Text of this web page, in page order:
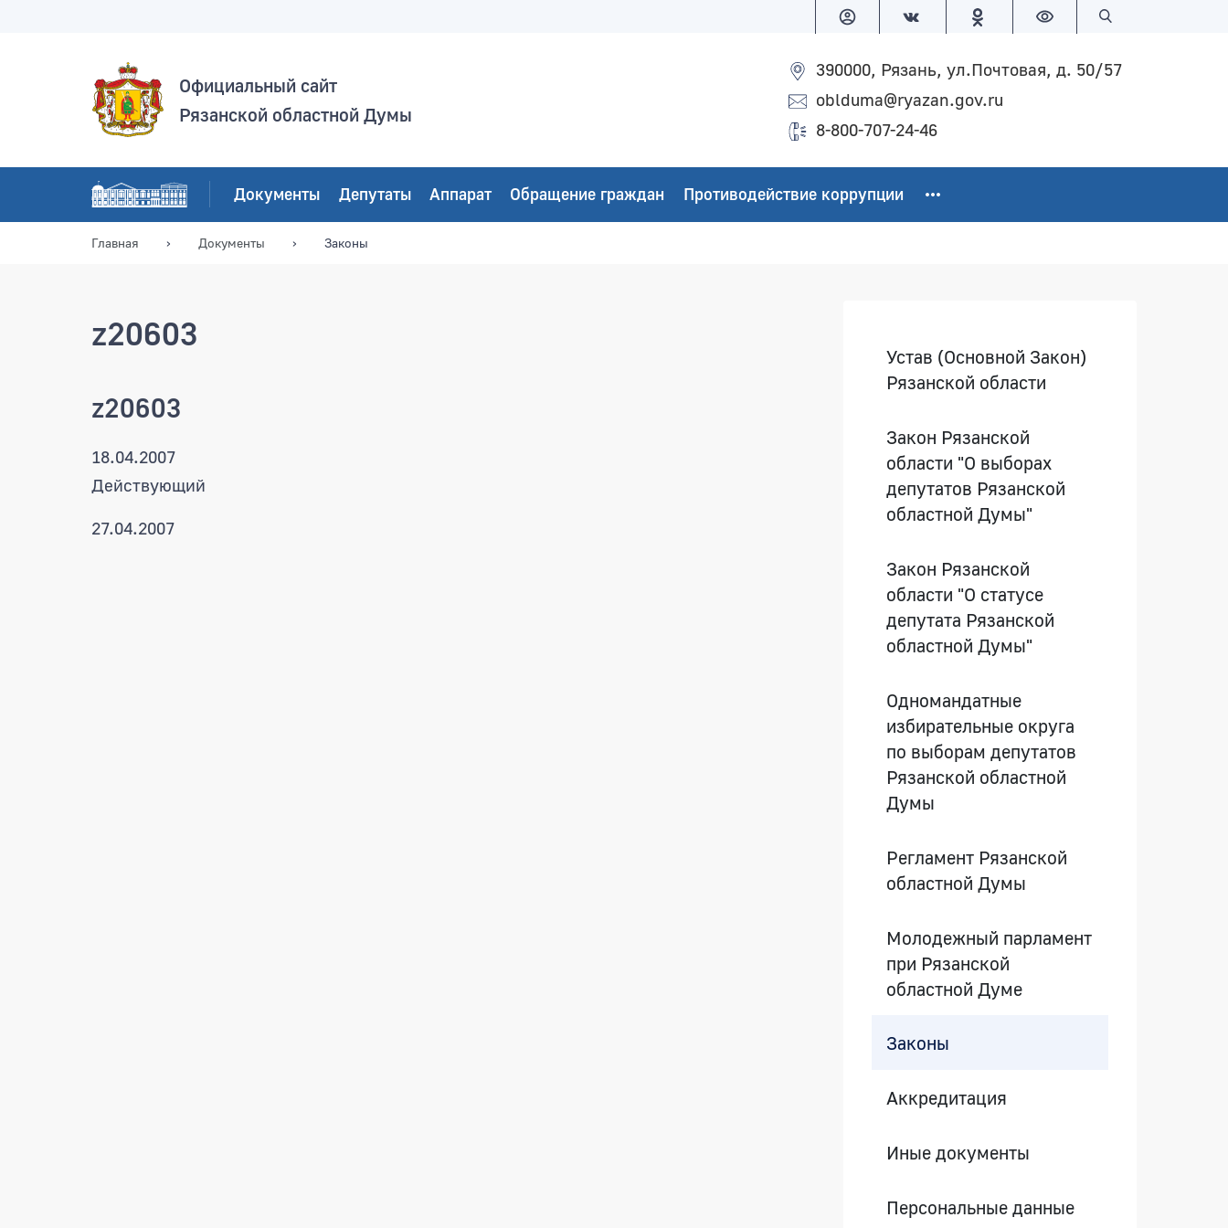
Версия для слабовидящих
Официальный сайт
Рязанской областной Думы
390000, Рязань, ул.Почтовая, д. 50/57
oblduma@ryazan.gov.ru
8-800-707-24-46
Документы Депутаты Аппарат Обращение граждан Противодействие коррупции
Главная Документы Законы
z20603
z20603
18.04.2007
Действующий
27.04.2007
Устав (Основной Закон)
Рязанской области
Закон Рязанской
области "О выборах
депутатов Рязанской
областной Думы"
Закон Рязанской
области "О статусе
депутата Рязанской
областной Думы"
Одномандатные
избирательные округа
по выборам депутатов
Рязанской областной
Думы
Регламент Рязанской
областной Думы
Молодежный парламент
при Рязанской
областной Думе
Законы
Аккредитация
Иные документы
Персональные данные